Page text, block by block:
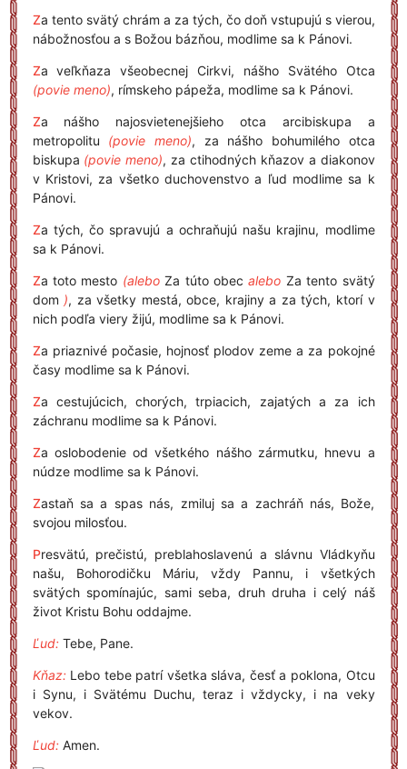
Za tento svätý chrám a za tých, čo doň vstupujú s vierou,
nábožnosťou a s Božou bázňou, modlime sa k Pánovi.
Za veľkňaza všeobecnej Cirkvi, nášho Svätého Otca
(povie meno), rímskeho pápeža, modlime sa k Pánovi.
Za nášho najosvietenejšieho otca arcibiskupa a
metropolitu (povie meno), za nášho bohumilého otca
biskupa (povie meno), za ctihodných kňazov a diakonov
v Kristovi, za všetko duchovenstvo a ľud modlime sa k
Pánovi.
Za tých, čo spravujú a ochraňujú našu krajinu, modlime
sa k Pánovi.
Za toto mesto (aleboZa túto obecalebo Za tento svätý
dom ), za všetky mestá, obce, krajiny a za tých, ktorí v
nich podľa viery žijú, modlime sa k Pánovi.
Za priaznivé počasie, hojnosť plodov zeme a za pokojné
časy modlime sa k Pánovi.
Za cestujúcich, chorých, trpiacich, zajatých a za ich
záchranu modlime sa k Pánovi.
Za oslobodenie od všetkého nášho zármutku, hnevu a
núdze modlime sa k Pánovi.
Zastaň sa a spas nás, zmiluj sa a zachráň nás, Bože,
svojou milosťou.
Presvätú, prečistú, preblahoslavenú a slávnu Vládkyňu
našu, Bohorodičku Máriu, vždy Pannu, i všetkých
svätých spomínajúc, sami seba, druh druha i celý náš
život Kristu Bohu oddajme.
Ľud:Tebe, Pane.
Kňaz:Lebo tebe patrí všetka sláva, česť a poklona, Otcu
i Synu, i Svätému Duchu, teraz i vždycky, i na veky
vekov.
Ľud:Amen.